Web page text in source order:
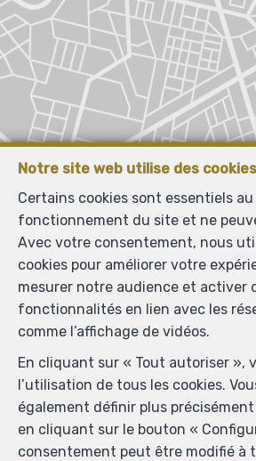
Notre site web utilise des cookies
Certains cookies sont essentiels au
fonctionnement du site et ne
Avec votre consentement, nous
cookies pour améliorer votre
mesurer notre audience et activer
fonctionnalités en lien avec les
comme l’affichage de vidéos.
En cliquant sur « Tout autoriser »,
l’utilisation de tous les cookies.
également définir plus
en cliquant sur le bouton «
consentement peut être modifié à